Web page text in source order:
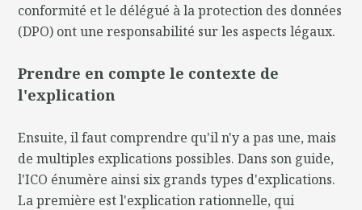
conformité et le délégué à la protection des données
(DPO) ont une responsabilité sur les aspects légaux.
Prendre en compte le contexte de
l'explication
Ensuite, il faut comprendre qu'il n'y a pas une, mais
de multiples explications possibles. Dans son guide,
l'ICO énumère ainsi six grands types d'explications.
La première est l'explication rationnelle, qui